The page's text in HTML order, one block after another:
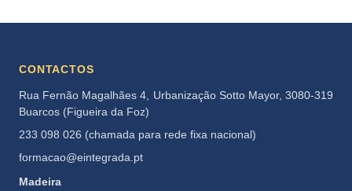
CONTACTOS
Rua Fernão Magalhães 4, Urbanização Sotto Mayor, 3080-319
Buarcos (Figueira da Foz)
233 098 026 (chamada para rede fixa nacional)
formacao@eintegrada.pt
Madeira